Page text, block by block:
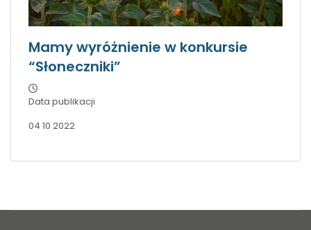
Mamy wyróżnienie w konkursie
“Słoneczniki”
Data publikacji
04 10 2022